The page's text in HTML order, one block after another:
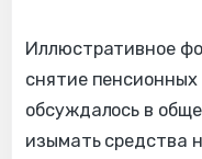
Иллюстративное
снятие
обсуждалось в
изымать средства